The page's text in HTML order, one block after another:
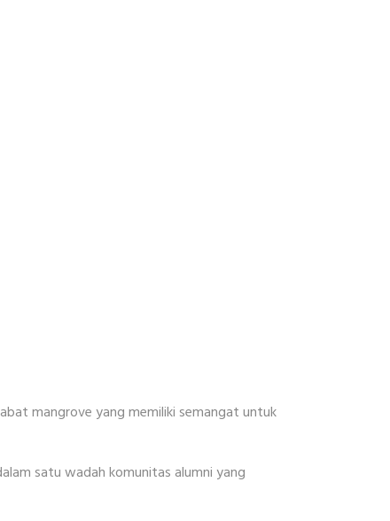
mangrove yang memiliki semangat untuk
satu wadah komunitas alumni yang